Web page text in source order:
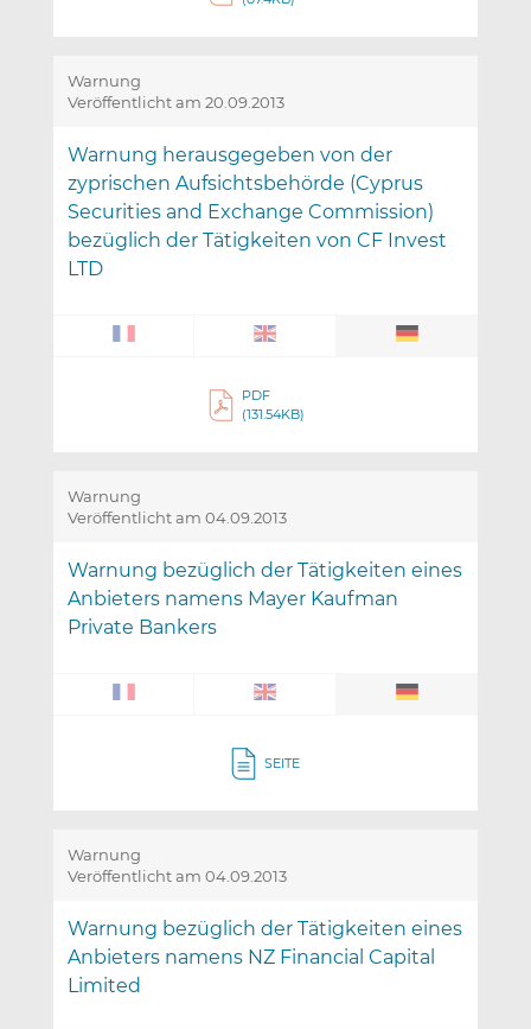
Warnung
Veröffentlicht am 20.09.2013
Warnung herausgegeben von der
zyprischen Aufsichtsbehörde (Cyprus
Securities and Exchange Commission)
bezüglich der Tätigkeiten von CF Invest
LTD
PDF
(131.54KB)
Warnung
Veröffentlicht am 04.09.2013
Warnung bezüglich der Tätigkeiten eines
Anbieters namens Mayer Kaufman
Private Bankers
SEITE
Warnung
Veröffentlicht am 04.09.2013
Warnung bezüglich der Tätigkeiten eines
Anbieters namens NZ Financial Capital
Limited